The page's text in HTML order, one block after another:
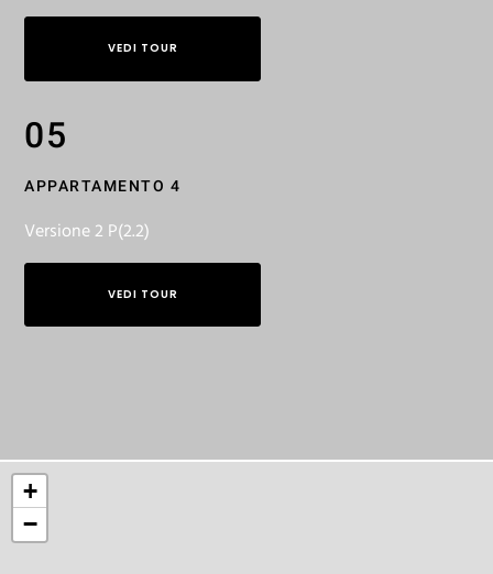
VEDI TOUR
05
APPARTAMENTO 4
Versione 2 P(2.2)
VEDI TOUR
+
−